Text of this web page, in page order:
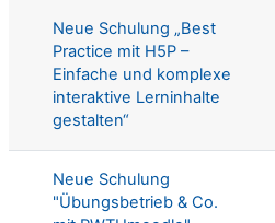
Neue Schulung „Best
Practice mit H5P –
Einfache und komplexe
interaktive Lerninhalte
gestalten“
Neue Schulung
"Übungsbetrieb & Co.